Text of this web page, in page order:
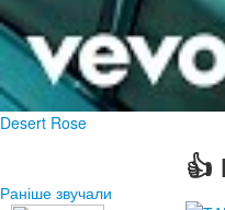
Раніше звучали
Desert Rose
👍